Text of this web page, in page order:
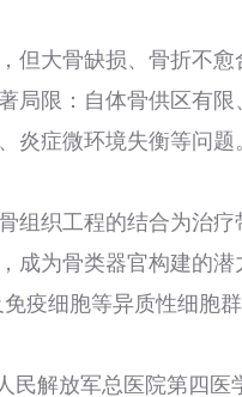
但大骨缺损、骨折不
局限：自体骨供区有
炎症微环境失衡等问题
组织工程的结合为治
成为骨类器官构建的
免疫细胞等异质性细胞
民解放军总医院第四